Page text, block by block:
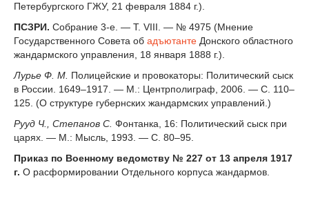
Петербургского ГЖУ, 21 февраля 1884 г.).
ПСЗРИ. Собрание 3-е. — Т. VIII. — № 4975 (Мнение
Государственного Совета об адъютанте Донского областного
жандармского управления, 18 января 1888 г.).
Лурье Ф. М. Полицейские и провокаторы: Политический сыск
в России. 1649–1917. — М.: Центрполиграф, 2006. — С. 110–
125. (О структуре губернских жандармских управлений.)
Рууд Ч., Степанов С. Фонтанка, 16: Политический сыск при
царях. — М.: Мысль, 1993. — С. 80–95.
Приказ по Военному ведомству № 227 от 13 апреля 1917
г. О расформировании Отдельного корпуса жандармов.